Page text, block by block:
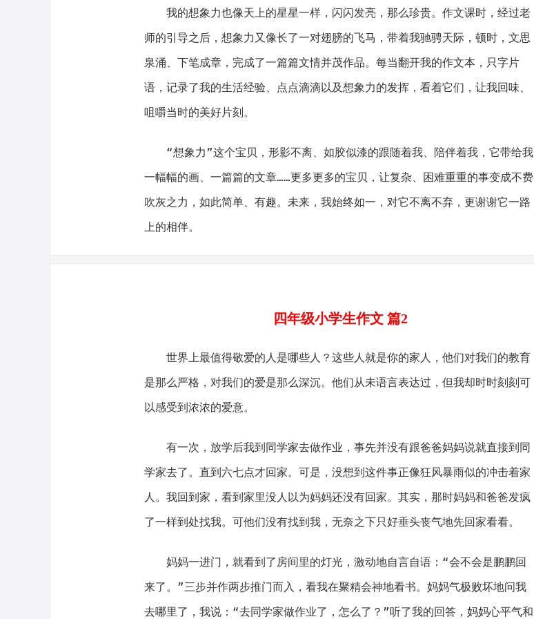
我的想象力也像天上的星星一样，闪闪发亮，那么珍贵。作文课时，经过老
师的引导之后，想象力又像长了一对翅膀的飞马，带着我驰骋天际，顿时，文思
泉涌、下笔成章，完成了一篇篇文情并茂作品。每当翻开我的作文本，只字片
语，记录了我的生活经验、点点滴滴以及想象力的发挥，看着它们，让我回味、
咀嚼当时的美好片刻。
“想象力”这个宝贝，形影不离、如胶似漆的跟随着我、陪伴着我，它带给我
一幅幅的画、一篇篇的文章……更多更多的宝贝，让复杂、困难重重的事变成不费
吹灰之力，如此简单、有趣。未来，我始终如一，对它不离不弃，更谢谢它一路
上的相伴。
四年级小学生作文 篇2
世界上最值得敬爱的人是哪些人？这些人就是你的家人，他们对我们的教育
是那么严格，对我们的爱是那么深沉。他们从未语言表达过，但我却时时刻刻可
以感受到浓浓的爱意。
有一次，放学后我到同学家去做作业，事先并没有跟爸爸妈妈说就直接到同
学家去了。直到六七点才回家。可是，没想到这件事正像狂风暴雨似的冲击着家
人。我回到家，看到家里没人以为妈妈还没有回家。其实，那时妈妈和爸爸发疯
了一样到处找我。可他们没有找到我，无奈之下只好垂头丧气地先回家看看。
妈妈一进门，就看到了房间里的灯光，激动地自言自语：“会不会是鹏鹏回
来了。”三步并作两步推门而入，看我在聚精会神地看书。妈妈气极败坏地问我
去哪里了，我说：“去同学家做作业了，怎么了？”听了我的回答，妈妈心平气和